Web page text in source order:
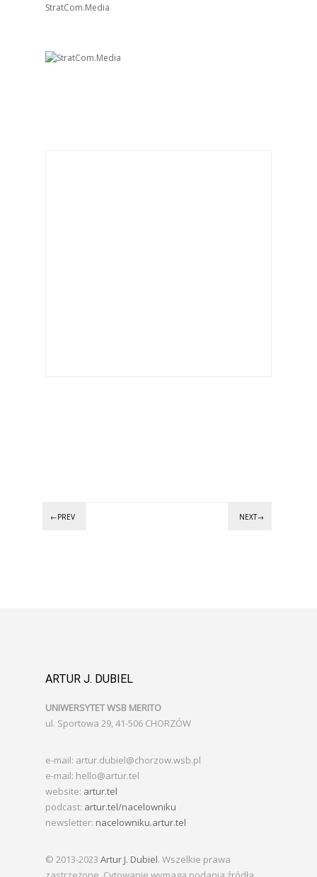
StratCom.Media
←PREV NEXT→
ARTUR J. DUBIEL
UNIWERSYTET WSB MERITO
ul. Sportowa 29, 41-506 CHORZÓW
e-mail: artur.dubiel@chorzow.wsb.pl
e-mail: hello@artur.tel
website: artur.tel
podcast: artur.tel/nacelowniku
newsletter: nacelowniku.artur.tel
© 2013-2023 Artur J. Dubiel. Wszelkie prawa